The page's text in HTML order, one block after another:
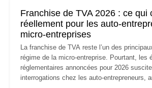
Franchise de TVA 2026 : ce qui
réellement pour les auto-
micro-entreprises
La franchise de TVA reste l’un des
régime de la micro-entreprise. Pourtant, les
réglementaires annoncées pour 2026
interrogations chez les auto-entrepreneurs,